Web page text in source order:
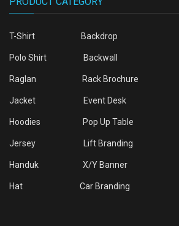
T-Shirt Backdrop
Polo Shirt Backwall
Raglan Rack Brochure
Jacket Event Desk
Hoodies Pop Up Table
Jersey Lift Branding
Handuk X/Y Banner
Hat Car Branding